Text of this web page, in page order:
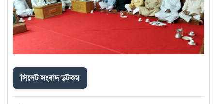
সিলেট সংবাদ ডটকম